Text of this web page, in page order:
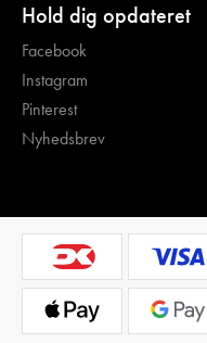
Hold dig opdateret
Facebook
Instagram
Pinterest
Nyhedsbrev